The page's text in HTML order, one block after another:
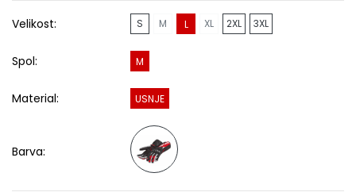
Velikost: S M L XL 2XL 3XL
Spol: M
Material: USNJE
Barva: